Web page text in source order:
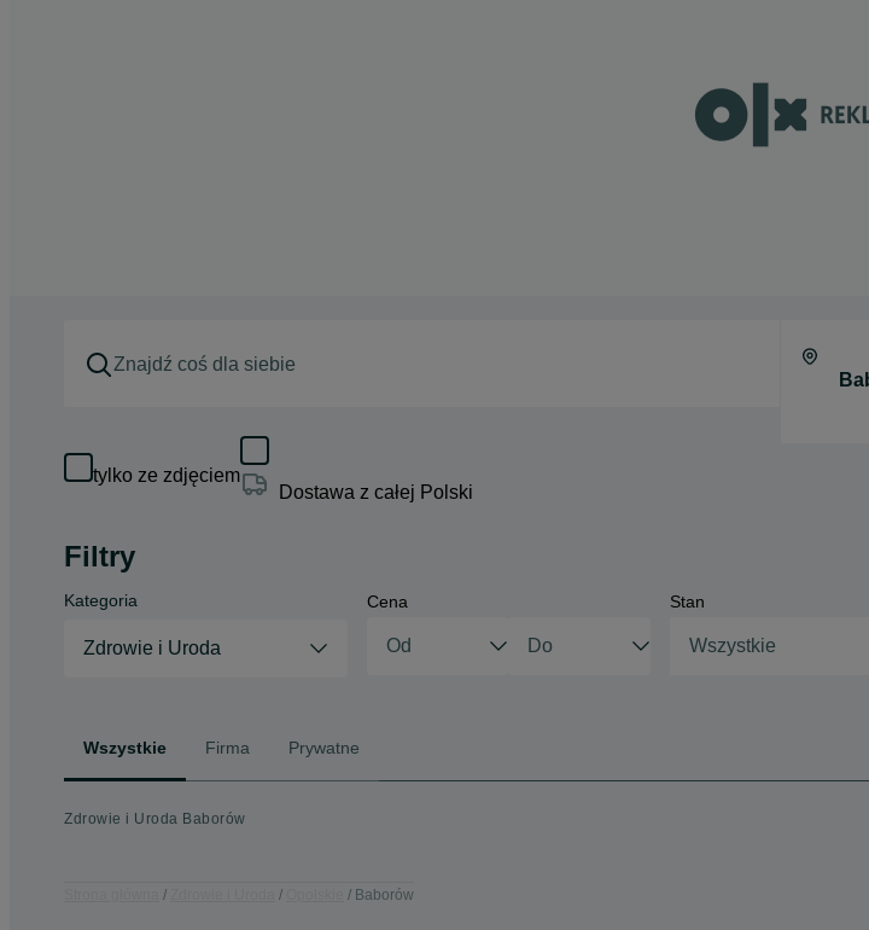
tylko ze zdjęciem
Dostawa z całej Polski
Filtry
Kategoria
Zdrowie i Uroda
Cena Stan
Wszystkie
Wszystkie Firma Prywatne
Zdrowie i Uroda Baborów
Baborów